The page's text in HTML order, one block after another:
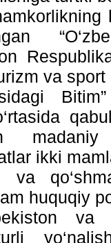
va
ikki
va
huquqiy
va